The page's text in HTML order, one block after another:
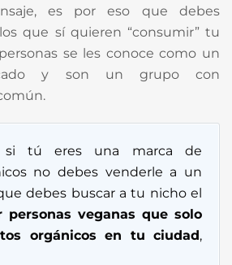
es por eso que debes
que sí quieren “consumir” tu
se les conoce como un
y son un grupo con
tú eres una marca de
no debes venderle a un
debes buscar a tu nicho el
personas veganas que solo
orgánicos en tu ciudad,